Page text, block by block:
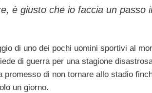
è giusto che io faccia un passo
di uno dei pochi uomini sportivi al
di guerra per una stagione
promesso di non tornare allo stadio
un giorno.